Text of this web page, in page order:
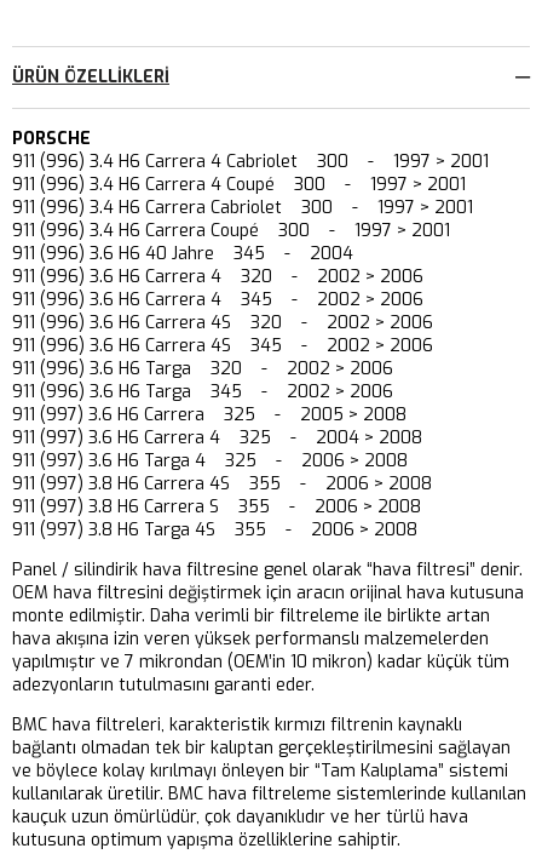
ÜRÜN ÖZELLIKLERI
PORSCHE
911 (996) 3.4 H6 Carrera 4 Cabriolet 300 - 1997 > 2001
911 (996) 3.4 H6 Carrera 4 Coupé 300 - 1997 > 2001
911 (996) 3.4 H6 Carrera Cabriolet 300 - 1997 > 2001
911 (996) 3.4 H6 Carrera Coupé 300 - 1997 > 2001
911 (996) 3.6 H6 40 Jahre 345 - 2004
911 (996) 3.6 H6 Carrera 4 320 - 2002 > 2006
911 (996) 3.6 H6 Carrera 4 345 - 2002 > 2006
911 (996) 3.6 H6 Carrera 4S 320 - 2002 > 2006
911 (996) 3.6 H6 Carrera 4S 345 - 2002 > 2006
911 (996) 3.6 H6 Targa 320 - 2002 > 2006
911 (996) 3.6 H6 Targa 345 - 2002 > 2006
911 (997) 3.6 H6 Carrera 325 - 2005 > 2008
911 (997) 3.6 H6 Carrera 4 325 - 2004 > 2008
911 (997) 3.6 H6 Targa 4 325 - 2006 > 2008
911 (997) 3.8 H6 Carrera 4S 355 - 2006 > 2008
911 (997) 3.8 H6 Carrera S 355 - 2006 > 2008
911 (997) 3.8 H6 Targa 4S 355 - 2006 > 2008
Panel / silindirik hava filtresine genel olarak “hava filtresi” denir.
OEM hava filtresini değiştirmek için aracın orijinal hava kutusuna
monte edilmiştir. Daha verimli bir filtreleme ile birlikte artan
hava akışına izin veren yüksek performanslı malzemelerden
yapılmıştır ve 7 mikrondan (OEM’in 10 mikron) kadar küçük tüm
adezyonların tutulmasını garanti eder.
BMC hava filtreleri, karakteristik kırmızı filtrenin kaynaklı
bağlantı olmadan tek bir kalıptan gerçekleştirilmesini sağlayan
ve böylece kolay kırılmayı önleyen bir “Tam Kalıplama” sistemi
kullanılarak üretilir. BMC hava filtreleme sistemlerinde kullanılan
kauçuk uzun ömürlüdür, çok dayanıklıdır ve her türlü hava
kutusuna optimum yapışma özelliklerine sahiptir.